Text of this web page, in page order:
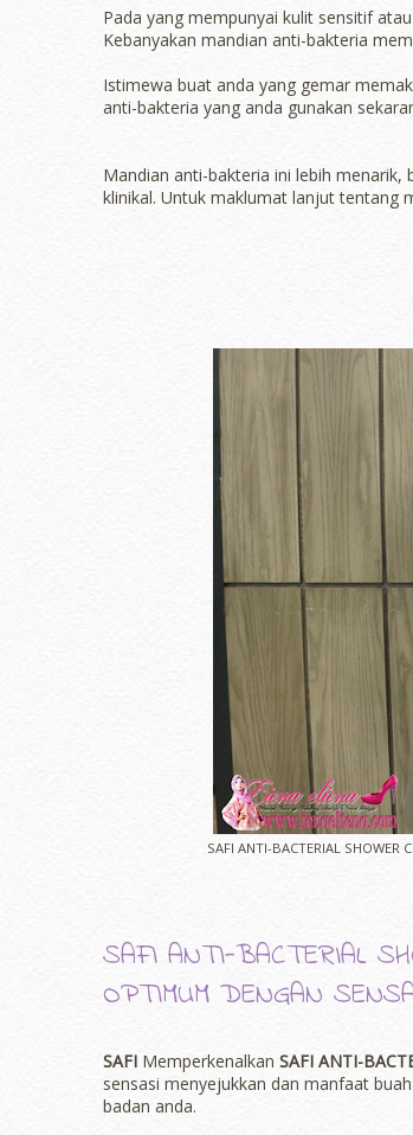
Pada yang mempunyai kulit sensitif
Kebanyakan mandian anti-bakteria
Istimewa buat anda yang gemar
anti-bakteria yang anda gunakan
Mandian anti-bakteria ini lebih
klinikal. Untuk maklumat lanjut tentang
SAFI ANTI-BACTERIAL SHOWER
SAFI ANTI-BACTERIAL
OPTIMUM DENGAN
SAFI Memperkenalkan SAFI ANTI-
sensasi menyejukkan dan manfaat
badan anda.